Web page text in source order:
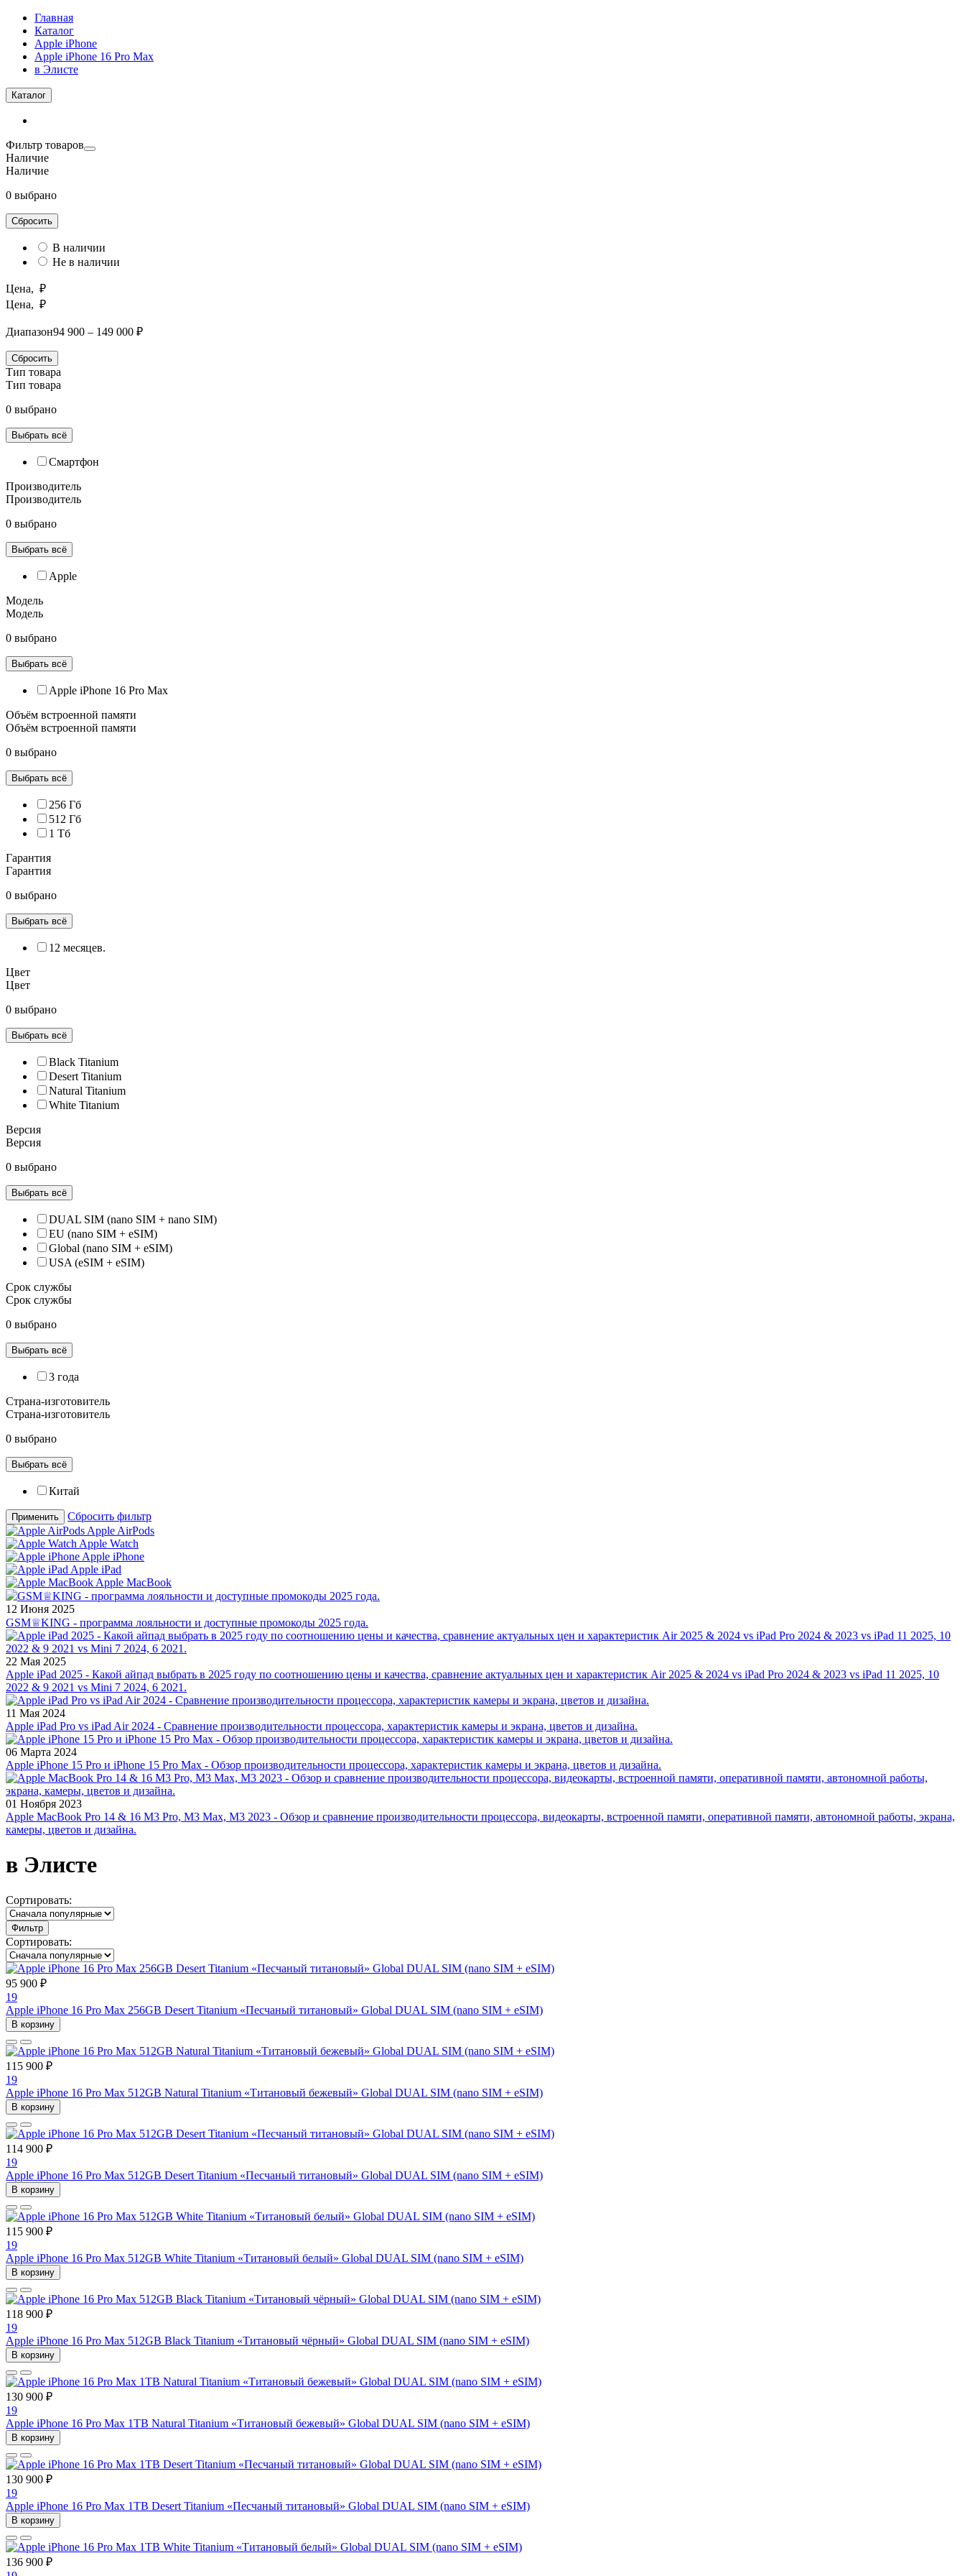
Главная
Каталог
Apple iPhone
Apple iPhone 16 Pro Max
в Элисте
Каталог
Фильтр товаров
Наличие
Наличие
0 выбрано
Сбросить
В наличии
Не в наличии
Цена, ₽
Цена, ₽
Диапазон94 900 – 149 000 ₽
Сбросить
Тип товара
Тип товара
0 выбрано
Выбрать всё
Смартфон
Производитель
Производитель
0 выбрано
Выбрать всё
Apple
Модель
Модель
0 выбрано
Выбрать всё
Apple iPhone 16 Pro Max
Объём встроенной памяти
Объём встроенной памяти
0 выбрано
Выбрать всё
256 Гб
512 Гб
1 Тб
Гарантия
Гарантия
0 выбрано
Выбрать всё
12 месяцев.
Цвет
Цвет
0 выбрано
Выбрать всё
Black Titanium
Desert Titanium
Natural Titanium
White Titanium
Версия
Версия
0 выбрано
Выбрать всё
DUAL SIM (nano SIM + nano SIM)
EU (nano SIM + eSIM)
Global (nano SIM + eSIM)
USA (eSIM + eSIM)
Срок службы
Срок службы
0 выбрано
Выбрать всё
3 года
Страна-изготовитель
Страна-изготовитель
0 выбрано
Выбрать всё
Китай
Применить
Сбросить фильтр
Apple AirPods
Apple Watch
Apple iPhone
Apple iPad
Apple MacBook
12 Июня 2025
GSM♕KING - программа лояльности и доступные промокоды 2025 года.
22 Мая 2025
Apple iPad 2025 - Какой айпад выбрать в 2025 году по соотношению цены и качества, сравнение актуальных цен и характеристик Air 2025 & 2024 vs iPad Pro 2024 & 2023 vs iPad 11 2025, 10
2022 & 9 2021 vs Mini 7 2024, 6 2021.
11 Мая 2024
Apple iPad Pro vs iPad Air 2024 - Сравнение производительности процессора, характеристик камеры и экрана, цветов и дизайна.
06 Марта 2024
Apple iPhone 15 Pro и iPhone 15 Pro Max - Обзор производительности процессора, характеристик камеры и экрана, цветов и дизайна.
01 Ноября 2023
Apple MacBook Pro 14 & 16 M3 Pro, M3 Max, M3 2023 - Обзор и сравнение производительности процессора, видеокарты, встроенной памяти, оперативной памяти, автономной работы, экрана,
камеры, цветов и дизайна.
в Элисте
Сортировать:
Фильтр
Сортировать:
95 900 ₽
19
Apple iPhone 16 Pro Max 256GB Desert Titanium «Песчаный титановый» Global DUAL SIM (nano SIM + eSIM)
В корзину
115 900 ₽
19
Apple iPhone 16 Pro Max 512GB Natural Titanium «Tитановый бежевый» Global DUAL SIM (nano SIM + eSIM)
В корзину
114 900 ₽
19
Apple iPhone 16 Pro Max 512GB Desert Titanium «Песчаный титановый» Global DUAL SIM (nano SIM + eSIM)
В корзину
115 900 ₽
19
Apple iPhone 16 Pro Max 512GB White Titanium «Титановый белый» Global DUAL SIM (nano SIM + eSIM)
В корзину
118 900 ₽
19
Apple iPhone 16 Pro Max 512GB Black Titanium «Титановый чёрный» Global DUAL SIM (nano SIM + eSIM)
В корзину
130 900 ₽
19
Apple iPhone 16 Pro Max 1TB Natural Titanium «Tитановый бежевый» Global DUAL SIM (nano SIM + eSIM)
В корзину
130 900 ₽
19
Apple iPhone 16 Pro Max 1TB Desert Titanium «Песчаный титановый» Global DUAL SIM (nano SIM + eSIM)
В корзину
136 900 ₽